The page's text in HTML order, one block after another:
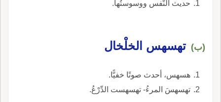
حديث النَّفس ووسوستُها.
(ب) تهسهس الخلْخال
هسهس، أحدث صوتًا خفيًّا.
تهسهسَ المرءُ- تهسهست الدِّرْعُ.